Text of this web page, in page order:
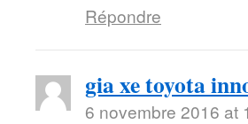
Répondre
gia xe toyota
6 novembre 2016 at